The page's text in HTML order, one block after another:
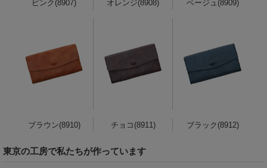
ピンク(8907) オレンジ(8908) ベージュ(8909)
ブラウン(8910) チョコ(8911) ブラック(8912)
東京の工房で私たちが作っています